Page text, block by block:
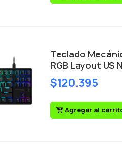
Teclado
RGB Layout US
$120.395
Agregar al